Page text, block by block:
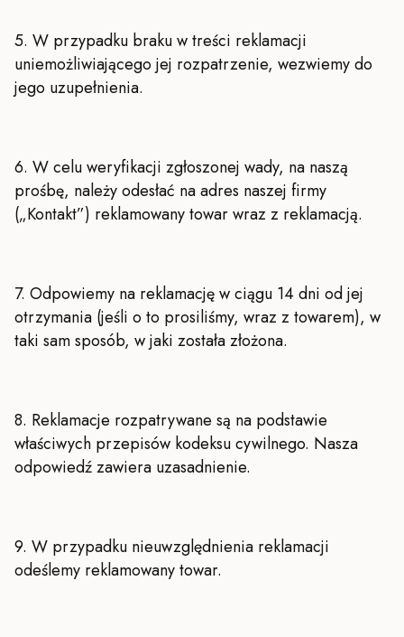
5. W przypadku braku w treści reklamacji
uniemożliwiającego jej rozpatrzenie, wezwiemy do
jego uzupełnienia.
6. W celu weryfikacji zgłoszonej wady, na naszą
prośbę, należy odesłać na adres naszej firmy
(„Kontakt”) reklamowany towar wraz z reklamacją.
7. Odpowiemy na reklamację w ciągu 14 dni od jej
otrzymania (jeśli o to prosiliśmy, wraz z towarem), w
taki sam sposób, w jaki została złożona.
8. Reklamacje rozpatrywane są na podstawie
właściwych przepisów kodeksu cywilnego. Nasza
odpowiedź zawiera uzasadnienie.
9. W przypadku nieuwzględnienia reklamacji
odeślemy reklamowany towar.